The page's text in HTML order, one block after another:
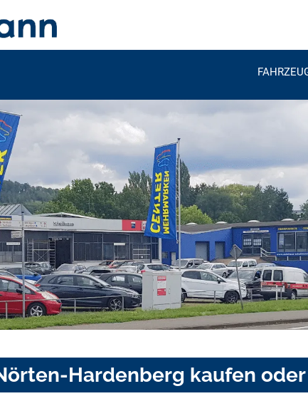
Hardenberg kaufen